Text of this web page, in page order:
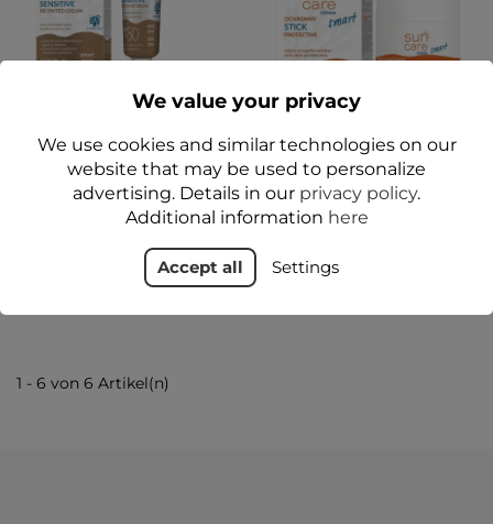
SUN CARE Derma CITY
BB Krem tonujący
SENSITIVE SPF 50+ 30 ml
- Floslek
44,99 zł
Add to cart
SUN CARE
Sonnenpflegestift SPF
50+ 20 g - Floslek
64,99 zł
Add to cart
1 - 6 von 6 Artikel(n)
We value your privacy
We use cookies and similar technologies on our
website that may be used to personalize
advertising. Details in our privacy policy.
Additional information here
Accept all Settings